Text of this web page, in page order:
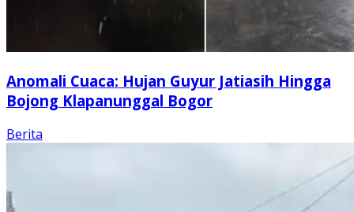
Anomali Cuaca: Hujan Guyur Jatiasih Hingga
Bojong Klapanunggal Bogor
Berita